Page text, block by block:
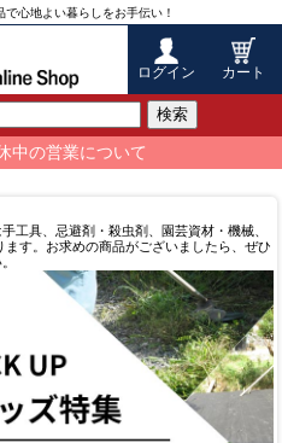
心地よい暮らしをお手伝い！
ログイン カート
検索
中の営業について
工具、忌避剤・殺虫剤、園芸資材・機械、
す。お求めの商品がございましたら、ぜひ